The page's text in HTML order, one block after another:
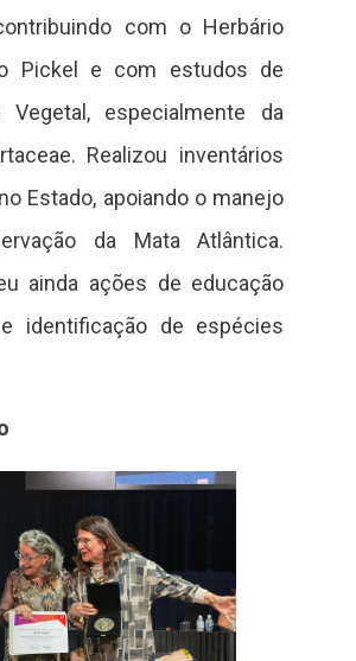
com o Herbário
Pickel e com estudos de
Vegetal, especialmente da
Realizou inventários
Estado, apoiando o manejo
da Mata Atlântica.
ainda ações de educação
identificação de espécies